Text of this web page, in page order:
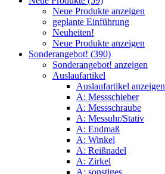
Neue Produkte anzeigen
geplante Einführung
Neuheiten!
Neue Produkte anzeigen
Sonderangebot! (390)
Sonderangebot! anzeigen
Auslaufartikel
Auslaufartikel anzeigen
A: Messschieber
A: Messschraube
A: Messuhr/Stativ
A: Endmaß
A: Winkel
A: Reißnadel
A: Zirkel
A: sonstiges